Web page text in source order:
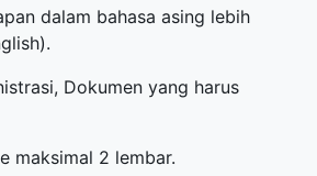
dalam bahasa asing lebih
Dokumen yang harus
maksimal 2 lembar.